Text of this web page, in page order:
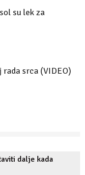
su lek za
rada srca (VIDEO)
dalje kada